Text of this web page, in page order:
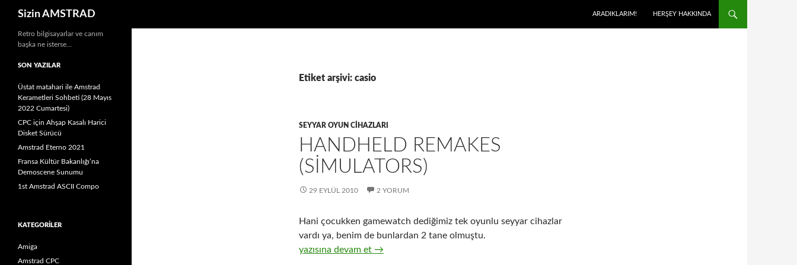
İçeriğe
Sizin AMSTRAD ARADIKLARIM! HERŞEY HAKKINDA
Etiket arşivi: casio
SEYYAR OYUN CIHAZLARI
HANDHELD REMAKES
(SIMULATORS)
29 EYLÜL 2010 2 YORUM
Hani çocukken gamewatch dediğimiz tek oyunlu seyyar cihazlar
vardı ya, benim de bunlardan 2 tane olmuştu.
Handheld Remakes (Simulators)
yazısına devam et →
Retro bilgisayarlar ve canım
başka ne isterse…
SON YAZILAR
Üstat matahari ile Amstrad
Kerametleri Sohbeti (28 Mayıs
2022 Cumartesi)
CPC için Ahşap Kasalı Harici
Disket Sürücü
Amstrad Eterno 2021
Fransa Kültür Bakanlığı’na
Demoscene Sunumu
1st Amstrad ASCII Compo
KATEGORILER
Amiga
Amstrad CPC